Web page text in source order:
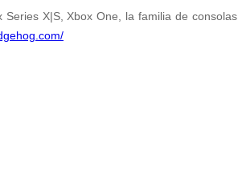
X|S, Xbox One, la familia de consolas